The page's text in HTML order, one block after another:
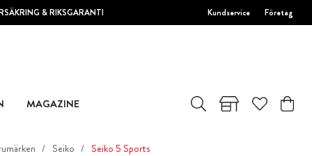
& RIKSGARANTI Kundservice Företag
MAGAZINE
Seiko Seiko 5 Sports